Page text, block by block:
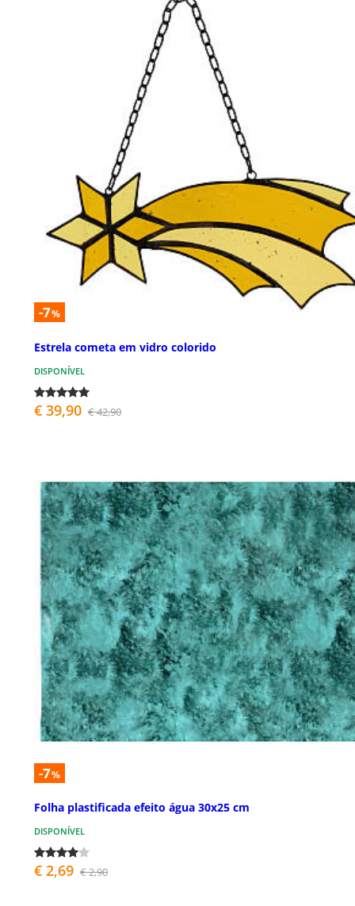
-7%
Estrela cometa em vidro colorido
DISPONÍVEL
€ 39,90 € 42,90
-7%
Folha plastificada efeito água 30x25 cm
DISPONÍVEL
€ 2,69 € 2,90